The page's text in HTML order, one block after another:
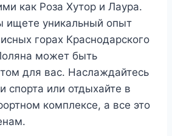
как Роза Хутор и Лаура.
ищете уникальный опыт
горах Краснодарского
может быть
для вас. Наслаждайтесь
спорта или отдыхайте в
комплексе, а все это